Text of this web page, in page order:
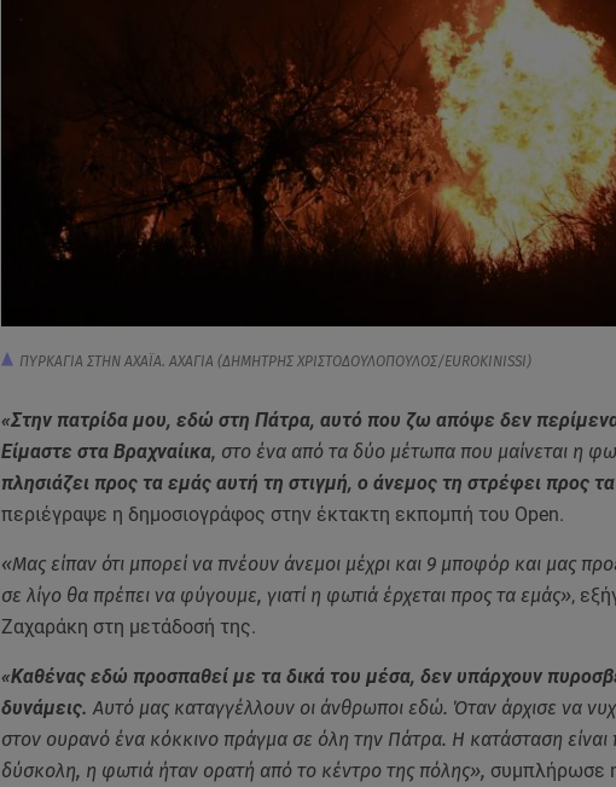
ΠΥΡΚΑΓΙΑ ΣΤΗΝ ΑΧΑΪΑ. ΑΧΑΓΙΑ (ΔΗΜΗΤΡΗΣ ΧΡΙΣΤΟΔΟΥΛΟΠΟΥΛΟΣ/EUROKINISSI)
«Στην πατρίδα μου, εδώ στη Πάτρα, αυτό που ζω απόψε δεν
Είμαστε στα Βραχναίικα, στο ένα από τα δύο μέτωπα που μαίνεται η
πλησιάζει προς τα εμάς αυτή τη στιγμή, ο άνεμος τη στρέφει προς
περιέγραψε η δημοσιογράφος στην έκτακτη εκπομπή του Open.
«Μας είπαν ότι μπορεί να πνέουν άνεμοι μέχρι και 9 μποφόρ και μας
σε λίγο θα πρέπει να φύγουμε, γιατί η φωτιά έρχεται προς τα εμάς»,
Ζαχαράκη στη μετάδοσή της.
«Καθένας εδώ προσπαθεί με τα δικά του μέσα, δεν υπάρχουν
δυνάμεις. Αυτό μας καταγγέλλουν οι άνθρωποι εδώ. Όταν άρχισε να
στον ουρανό ένα κόκκινο πράγμα σε όλη την Πάτρα. Η κατάσταση
δύσκολη, η φωτιά ήταν ορατή από το κέντρο της πόλης», συμπλήρωσε